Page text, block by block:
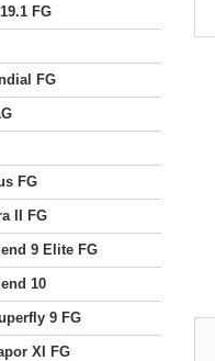
FG
FG
FG
II FG
9 Elite FG
10
9 FG
XI FG